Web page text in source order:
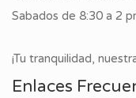
Sabados de 8:30 a 2
¡Tu tranquilidad,
Enlaces